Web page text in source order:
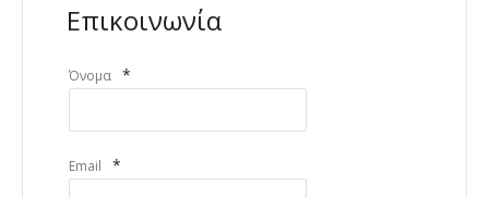
Επικοινωνία
Όνομα *
Email *